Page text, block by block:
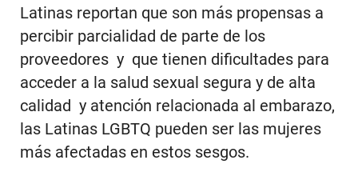
Latinas reportan que son más propensas a
percibir parcialidad de parte de los
proveedores y que tienen dificultades para
acceder a la salud sexual segura y de alta
calidad y atención relacionada al embarazo,
las Latinas LGBTQ pueden ser las mujeres
más afectadas en estos sesgos.